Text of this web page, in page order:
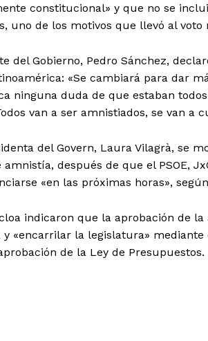
constitucional» y que no se
uno de los motivos que llevó al
del Gobierno, Pedro Sánchez,
«Se cambiará para dar
ninguna duda de que estaban
van a ser amnistiados, se van a
del Govern, Laura Vilagrà, se
amnistía, después de que el PSOE,
«en las próximas horas»,
indicaron que la aprobación de
y «encarrilar la legislatura»
de la Ley de Presupuestos.